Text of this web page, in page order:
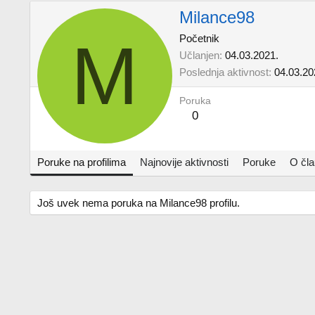
M
Milance98
Početnik
Učlanjen 04.03.2021.
Poslednja aktivnost
Poruka
0
Poruke na profilima Najnovije aktivnosti Poruke O
Još uvek nema poruka na Milance98 profilu.